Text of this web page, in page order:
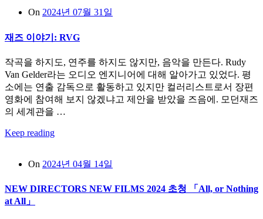
On 2024년 07월 31일
재즈 이야기: RVG
작곡을 하지도, 연주를 하지도 않지만, 음악을 만든다. Rudy
Van Gelder라는 오디오 엔지니어에 대해 알아가고 있었다. 평
소에는 연출 감독으로 활동하고 있지만 컬러리스트로서 장편
영화에 참여해 보지 않겠냐고 제안을 받았을 즈음에. 모던재즈
의 세계관을 …
Keep reading
On 2024년 04월 14일
NEW DIRECTORS NEW FILMS 2024 초청 「All, or Nothing
at All」